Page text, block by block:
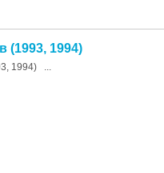
(1993, 1994)
1994) ...